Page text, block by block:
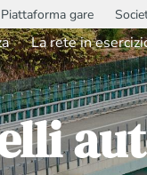
Piattaforma gare
La rete in